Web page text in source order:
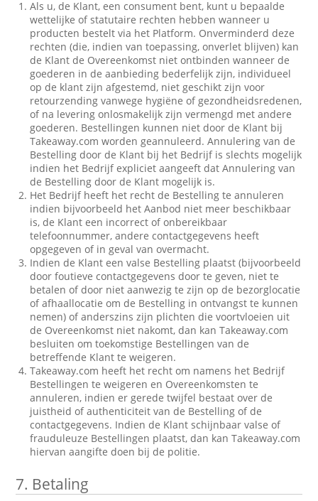
Als u, de Klant, een consument bent, kunt u bepaalde
wettelijke of statutaire rechten hebben wanneer u
producten bestelt via het Platform. Onverminderd deze
rechten (die, indien van toepassing, onverlet blijven) kan
de Klant de Overeenkomst niet ontbinden wanneer de
goederen in de aanbieding bederfelijk zijn, individueel
op de klant zijn afgestemd, niet geschikt zijn voor
retourzending vanwege hygiëne of gezondheidsredenen,
of na levering onlosmakelijk zijn vermengd met andere
goederen. Bestellingen kunnen niet door de Klant bij
Takeaway.com worden geannuleerd. Annulering van de
Bestelling door de Klant bij het Bedrijf is slechts mogelijk
indien het Bedrijf expliciet aangeeft dat Annulering van
de Bestelling door de Klant mogelijk is.
Het Bedrijf heeft het recht de Bestelling te annuleren
indien bijvoorbeeld het Aanbod niet meer beschikbaar
is, de Klant een incorrect of onbereikbaar
telefoonnummer, andere contactgegevens heeft
opgegeven of in geval van overmacht.
Indien de Klant een valse Bestelling plaatst (bijvoorbeeld
door foutieve contactgegevens door te geven, niet te
betalen of door niet aanwezig te zijn op de bezorglocatie
of afhaallocatie om de Bestelling in ontvangst te kunnen
nemen) of anderszins zijn plichten die voortvloeien uit
de Overeenkomst niet nakomt, dan kan Takeaway.com
besluiten om toekomstige Bestellingen van de
betreffende Klant te weigeren.
Takeaway.com heeft het recht om namens het Bedrijf
Bestellingen te weigeren en Overeenkomsten te
annuleren, indien er gerede twijfel bestaat over de
juistheid of authenticiteit van de Bestelling of de
contactgegevens. Indien de Klant schijnbaar valse of
frauduleuze Bestellingen plaatst, dan kan Takeaway.com
hiervan aangifte doen bij de politie.
7. Betaling